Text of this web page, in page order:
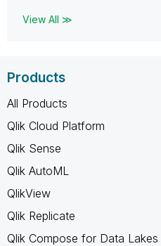
View All ≫
Products
All Products
Qlik Cloud Platform
Qlik Sense
Qlik AutoML
QlikView
Qlik Replicate
Qlik Compose for Data Lakes